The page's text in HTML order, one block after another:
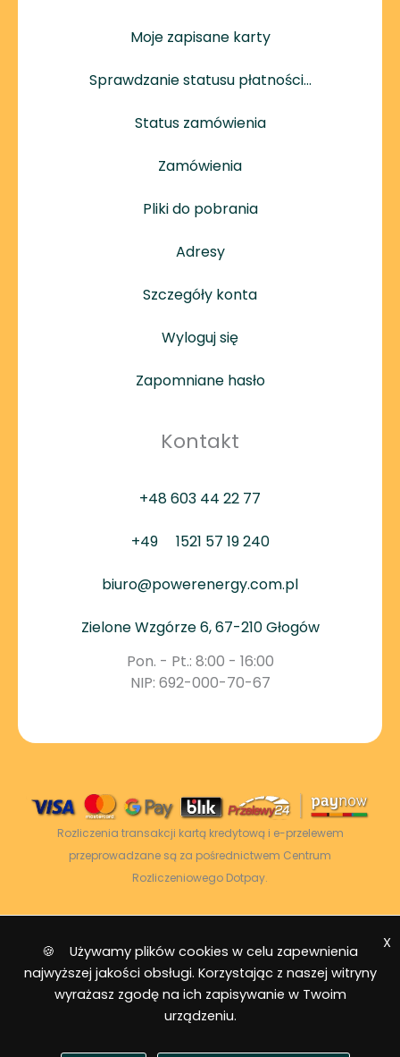
Moje zapisane karty
Sprawdzanie statusu płatności…
Status zamówienia
Zamówienia
Pliki do pobrania
Adresy
Szczegóły konta
Wyloguj się
Zapomniane hasło
Kontakt
+48 603 44 22 77
+49 1521 57 19 240
biuro@powerenergy.com.pl
Zielone Wzgórze 6, 67-210 Głogów
Pon. - Pt.: 8:00 - 16:00
NIP: 692-000-70-67
Rozliczenia transakcji kartą kredytową i e-przelewem
przeprowadzane są za pośrednictwem Centrum
Rozliczeniowego Dotpay.
2026 © Power Energy -
Wszelkie prawa
zastrzeżone
|Mapa strony
🍪 Używamy plików cookies w celu zapewnienia
najwyższej jakości obsługi. Korzystając z naszej witryny
wyrażasz zgodę na ich zapisywanie w Twoim
urządzeniu.
X